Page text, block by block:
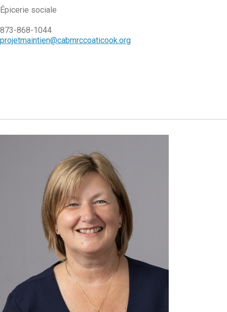
Épicerie sociale
873-868-1044
projetmaintien@cabmrccoaticook.org